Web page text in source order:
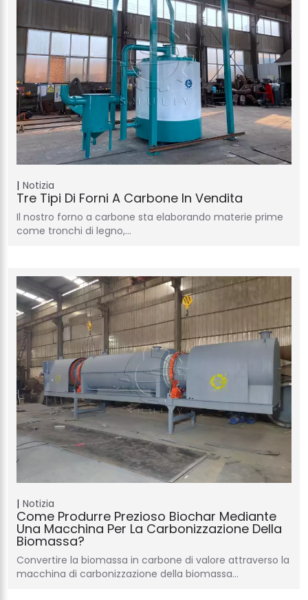
Notizia
Tre Tipi Di Forni A Carbone In Vendita
Il nostro forno a carbone sta elaborando materie prime
come tronchi di legno,…
Notizia
Come Produrre Prezioso Biochar Mediante
Una Macchina Per La Carbonizzazione Della
Biomassa?
Convertire la biomassa in carbone di valore attraverso la
macchina di carbonizzazione della biomassa…